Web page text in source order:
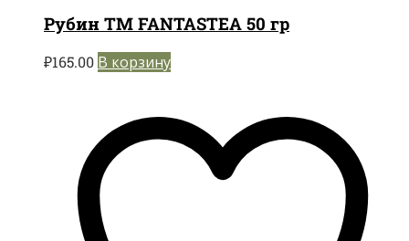
Рубин TM FANTASTEA 50 гр
₽165.00 В корзину